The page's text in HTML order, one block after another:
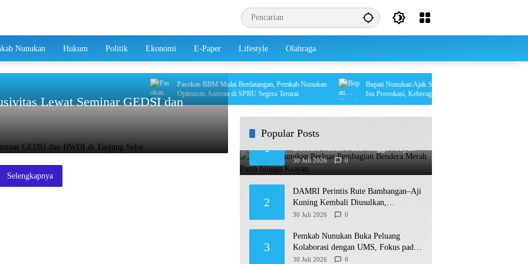
Nunukan Hukum Politik Ekonomi E-Paper Lifestyle Olahraga
Pasokan BBM Mulai Berdatangan, Pemkab Nunukan
Optimistis Antrean di SPBU Segera Terurai
Bupati Nunukan Ajak Semua Elemen Bersatu Redam
Isu Provokasi, Keberagaman Jadi Kekuatan Daerah
Lewat Seminar GEDSI dan
Selengkapnya
Popular Posts
1
Pemkab Nunukan Perluas Pembagian
Bendera Merah Putih hingga Krayan
30 Juli 2026 0
2
DAMRI Perintis Rute Bambangan–Aji
Kuning Kembali Diusulkan,
Ditargetkan Mengaspal pada 2027
30 Juli 2026 0
3
Pemkab Nunukan Buka Peluang
Kolaborasi dengan UMS, Fokus pada
Penguatan Kawasan Perbatasan
30 Juli 2026 0